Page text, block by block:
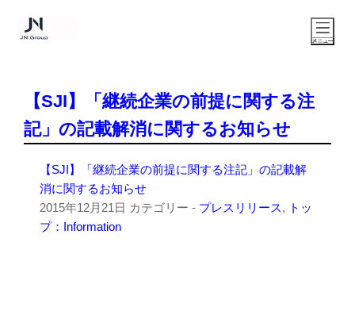
【SJI】「継続企業の前提に関する注
記」の記載解消に関するお知らせ
【SJI】「継続企業の前提に関する注記」の記載解
消に関するお知らせ
2015年12月21日 カテゴリー - プレスリリース, トッ
プ：Information